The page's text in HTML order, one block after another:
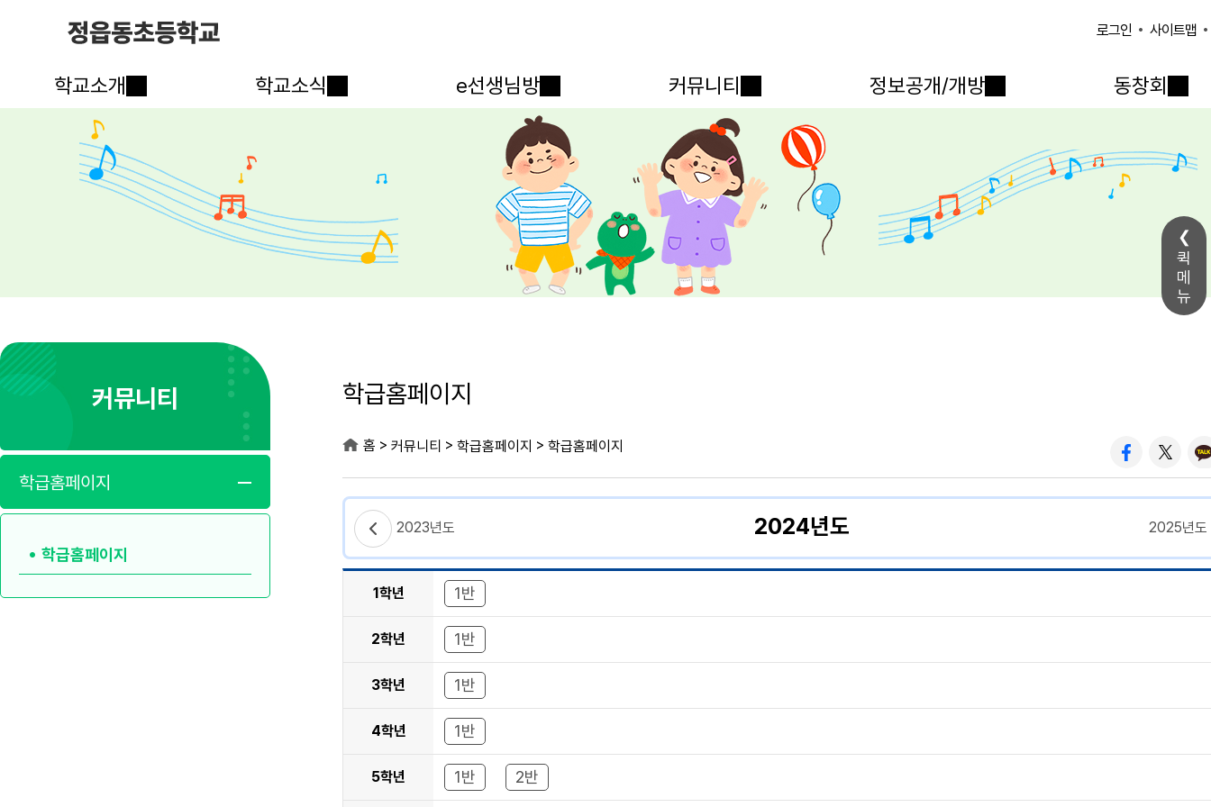
퀵
메
뉴
로그인 사이트맵
학교소개 학교소식 e선생님방 커뮤니티 정보공개/개방 동창회
커뮤니티
학급홈페이지
학급홈페이지
학급홈페이지
홈 > 커뮤니티 > 학급홈페이지 > 학급홈페이지
2023년도 2024년도 2025년도
1학년 1반
2학년 1반
3학년 1반
4학년 1반
5학년 1반 2반